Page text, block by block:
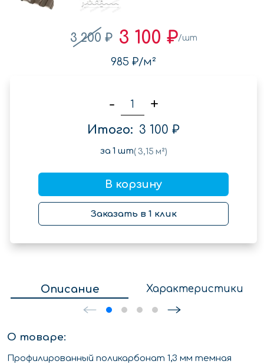
3 200 ₽ 3 100 ₽/шт
985 ₽/м²
- +
Итого: 3 100 ₽
за 1 шт( 3,15 м²)
В корзину
Заказать в 1 клик
Описание Характеристики
О товаре:
Профилированный поликарбонат 1,3 мм темная